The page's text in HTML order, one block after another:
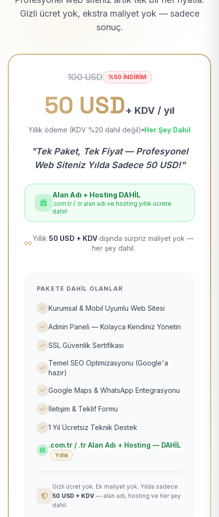
Gizli ücret yok, ekstra maliyet yok — sadece
sonuç.
100 USD %50 İNDİRİM
50 USD+ KDV / yıl
Yıllık ödeme (KDV %20 dahil değil) Her Şey Dahil
"Tek Paket, Tek Fiyat — Profesyonel
Web Siteniz Yılda Sadece 50 USD!"
Alan Adı + Hosting DAHİL
.com.tr / .tr alan adı ve hosting yıllık ücrete
dahil!
Yıllık 50 USD + KDV dışında sürpriz maliyet yok —
her şey dahil.
PAKETE DAHIL OLANLAR
Kurumsal & Mobil Uyumlu Web Sitesi
Admin Paneli — Kolayca Kendiniz Yönetin
SSL Güvenlik Sertifikası
Temel SEO Optimizasyonu (Google'a
hazır)
Google Maps & WhatsApp Entegrasyonu
İletişim & Teklif Formu
1 Yıl Ücretsiz Teknik Destek
.com.tr / .tr Alan Adı + Hosting — DAHİL
Yıllık
Gizli ücret yok. Ek maliyet yok. Yılda sadece
50 USD + KDV — alan adı, hosting ve her şey
dahil.